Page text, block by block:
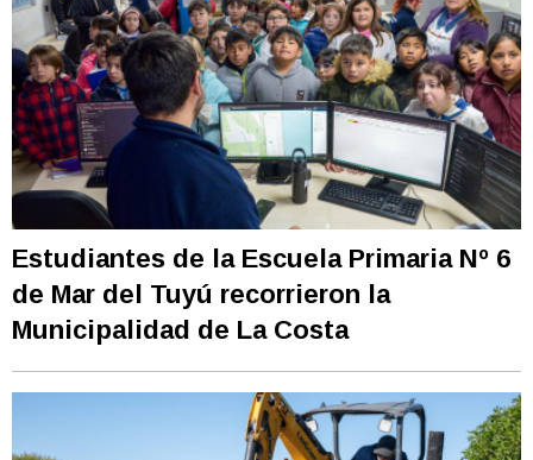
Estudiantes de la Escuela Primaria Nº 6
de Mar del Tuyú recorrieron la
Municipalidad de La Costa